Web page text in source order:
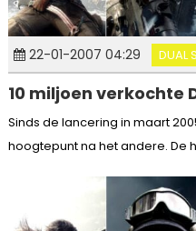
22-01-2007 04:29 DUAL
10 miljoen verkochte
Sinds de lancering in maart
hoogtepunt na het andere. De